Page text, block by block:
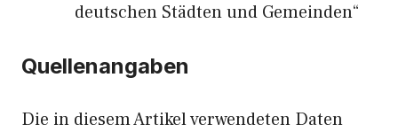
deutschen Städten und Gemeinden“
Quellenangaben
Die in diesem Artikel verwendeten Daten